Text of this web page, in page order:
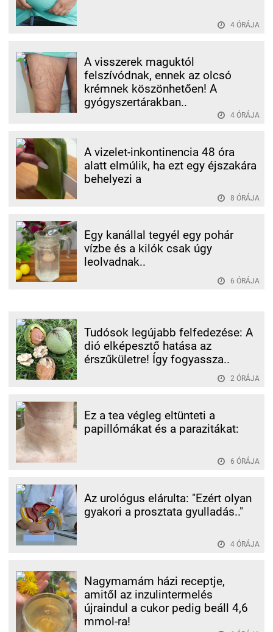
4 ÓRÁJA
A visszerek maguktól
felszívódnak, ennek az olcsó
krémnek köszönhetően! A
gyógyszertárakban..
4 ÓRÁJA
A vizelet-inkontinencia 48 óra
alatt elmúlik, ha ezt egy éjszakára
behelyezi a
8 ÓRÁJA
Egy kanállal tegyél egy pohár
vízbe és a kilók csak úgy
leolvadnak..
6 ÓRÁJA
Tudósok legújabb felfedezése: A
dió elképesztő hatása az
érszűkületre! Így fogyassza..
2 ÓRÁJA
Ez a tea végleg eltünteti a
papillómákat és a parazitákat:
6 ÓRÁJA
Az urológus elárulta: "Ezért olyan
gyakori a prosztata gyulladás.."
4 ÓRÁJA
Nagymamám házi receptje,
amitől az inzulintermelés
újraindul a cukor pedig beáll 4,6
mmol-ra!